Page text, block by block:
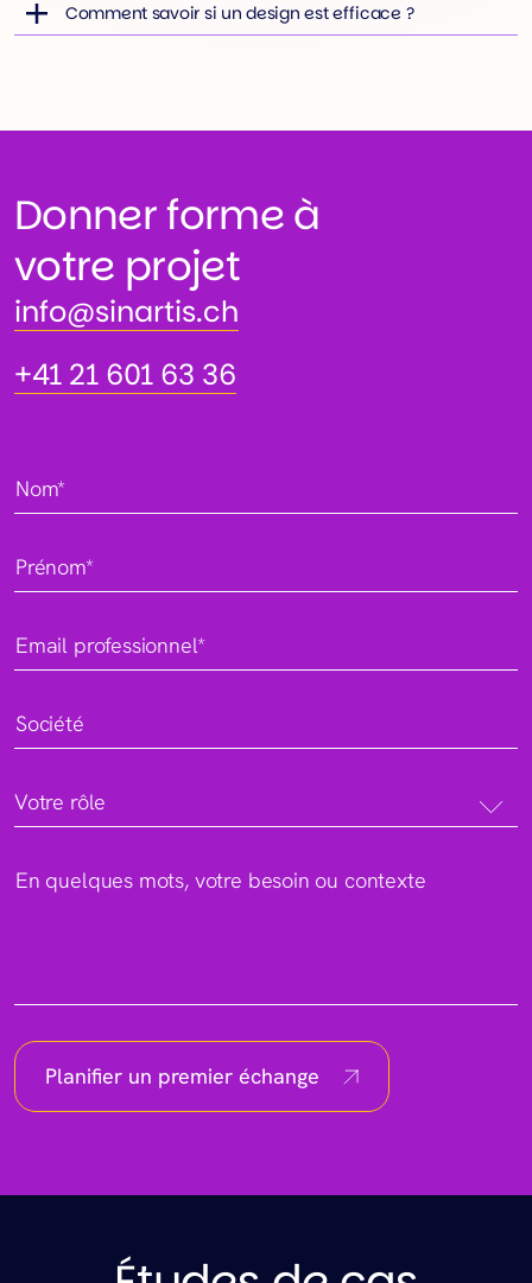
Comment savoir si un design est efficace ?
Donner forme à
votre projet
info@sinartis.ch
info@sinartis.ch
+41 21 601 63 36
+41 21 601 63 36
Nom*
Prénom*
Email professionnel*
Société
Votre rôle
En quelques mots, votre besoin ou contexte
Planifier un premier échange